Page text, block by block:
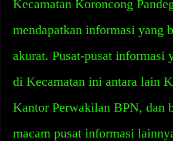
Kecamatan Koroncong
mendapatkan informasi yang
akurat. Pusat-pusat informasi
di Kecamatan ini antara lain
Kantor Perwakilan BPN, dan
macam pusat informasi